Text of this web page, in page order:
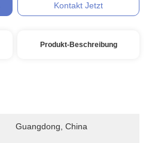
Kontakt Jetzt
Produkt-Beschreibung
Guangdong, China